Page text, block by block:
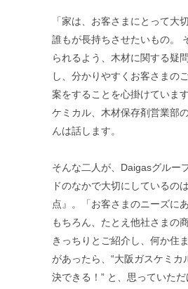
「家は、お客さまにとって大
誰もが長持ちさせたいもの。
られるよう、木材に関する疑
し、分かりやすくお客さまの
案をすることを心掛けていま
ケミカル、木材保存剤営業部
んは話します。
そんな二人が、Daigasグルー
ドのなかで大切にしているの
点』。「お客さまのニーズに
もちろん、たとえ他社さまの
きっちりとご紹介し、何か住
があったら、“大阪ガスケミカ
決できる！” と、思っていた